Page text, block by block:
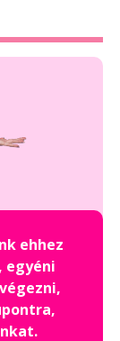
ehhez
egyéni